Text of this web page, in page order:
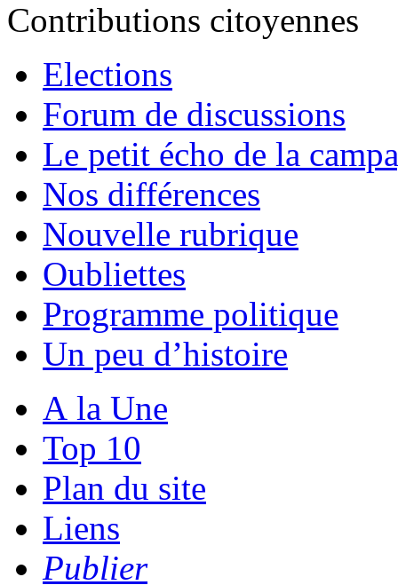
Contributions citoyennes
Elections
Forum de discussions
Le petit écho de la
Nos différences
Nouvelle rubrique
Oubliettes
Programme politique
Un peu d’histoire
A la Une
Top 10
Plan du site
Liens
Publier